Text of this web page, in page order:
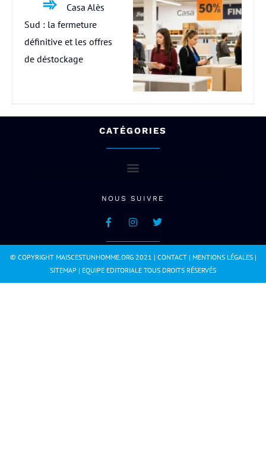
Casa Alès
Sud : la fermeture
définitive et les offres
de déstockage
CATÉGORIES
NOUS SUIVRE
© COPYRIGHT MAISCESTUNHOMME.ORG 2021 | CONTACT| MENTIONS LÉGALES|
SITEMAP | EQUIPE EDITORIALE TOUS DROITS RÉSERVÉS